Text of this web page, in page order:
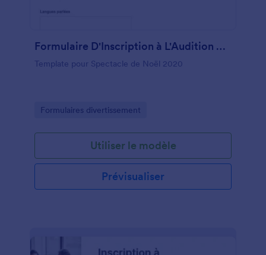
Formulaire D'Inscription à L'Audition Du Spectacle De Noël De La Chapelle
Template pour Spectacle de Noël 2020
Go to Category:
Formulaires divertissement
Utiliser le modèle
Prévisualiser